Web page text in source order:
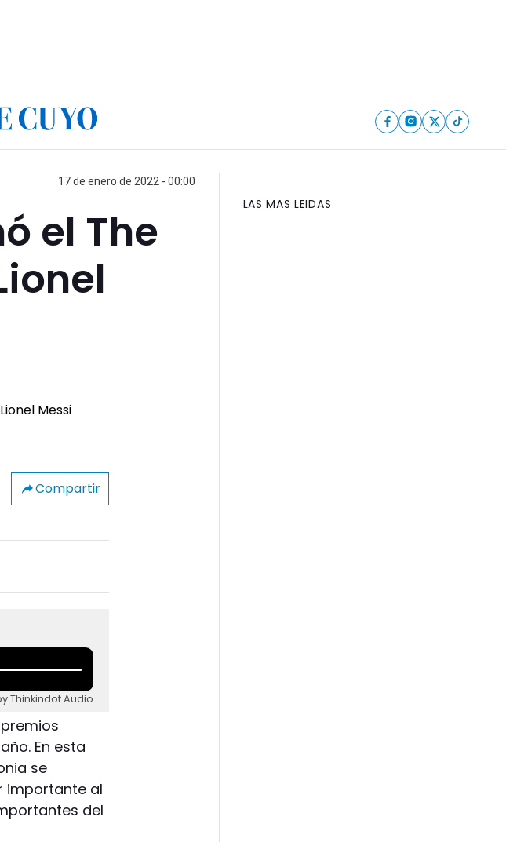
17 de enero de 2022 - 00:00
el The
Compartir
Thinkindot Audio
En esta
se
importante al
del
LAS MAS LEIDAS